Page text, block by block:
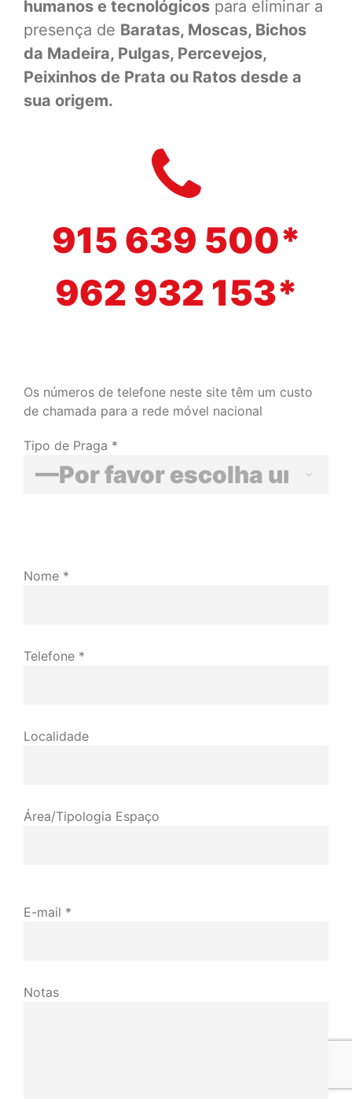
humanos e tecnológicos para eliminar a
presença de Baratas, Moscas, Bichos
da Madeira, Pulgas, Percevejos,
Peixinhos de Prata ou Ratos desde a
sua origem.
915 639 500*
962 932 153*
Os números de telefone neste site têm um custo
de chamada para a rede móvel nacional
Tipo de Praga *

Nome *
Telefone *
Localidade
Área/Tipologia Espaço
E-mail *
Notas